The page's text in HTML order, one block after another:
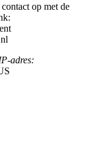
op met de
adres: